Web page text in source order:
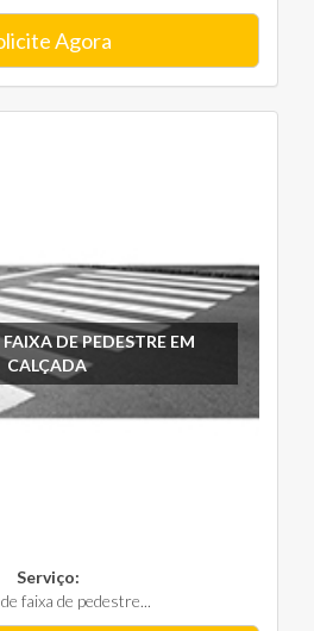
Agora
DE PEDESTRE EM
CALÇADA
Serviço:
faixa de pedestre...